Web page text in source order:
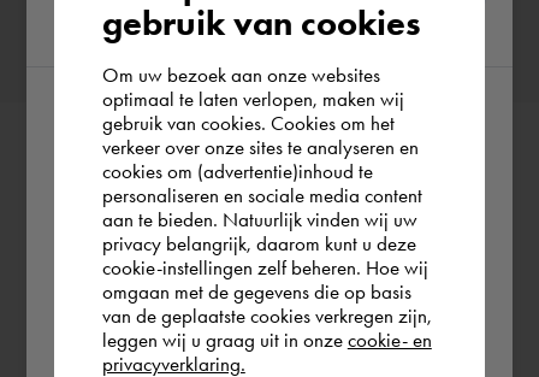
region
According to us you are situated in Rest of
the world. Please confirm in which country
you wish to shop.
Italia Rest of the world
gebruik van cookies
Om uw bezoek aan onze websites
optimaal te laten verlopen, maken wij
gebruik van cookies. Cookies om het
verkeer over onze sites te analyseren en
cookies om (advertentie)inhoud te
personaliseren en sociale media content
aan te bieden. Natuurlijk vinden wij uw
privacy belangrijk, daarom kunt u deze
cookie-instellingen zelf beheren. Hoe wij
omgaan met de gegevens die op basis
van de geplaatste cookies verkregen zijn,
leggen wij u graag uit in onze cookie- en
privacyverklaring.